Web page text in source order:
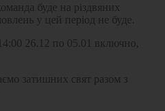
буде на різдвяних
у цей період не буде.
26.12 по 05.01 включно,
затишних свят разом з